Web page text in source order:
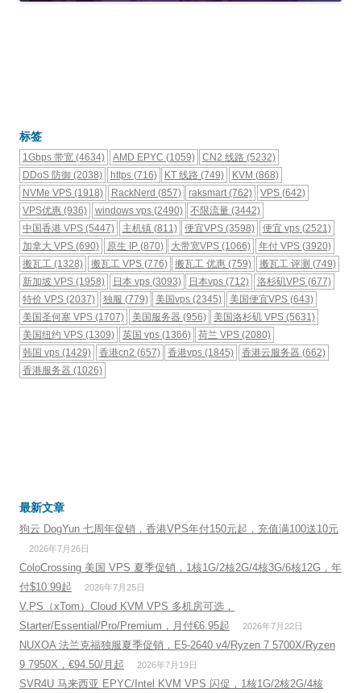
标签
1Gbps 带宽 (4634) AMD EPYC (1059) CN2 线路 (5232)
DDoS 防御 (2038) https(716) KT 线路 (749) KVM (868)
NVMe VPS (1918) RackNerd (857) raksmart(762) VPS(642)
VPS优惠 (936) windows vps(2490) 不限流量 (3442)
中国香港 VPS (5447) 主机镇(811) 便宜VPS (3598) 便宜 vps(2521)
加拿大 VPS (690) 原生 IP(870) 大带宽VPS (1066) 年付 VPS(3920)
搬瓦工 (1328) 搬瓦工 VPS(776) 搬瓦工 优惠 (759) 搬瓦工 评测 (749)
新加坡 VPS (1958) 日本 vps(3093) 日本vps (712) 洛杉矶VPS(677)
特价 VPS (2037) 独服 (779) 美国vps (2345) 美国便宜VPS(643)
美国圣何塞 VPS (1707) 美国服务器 (956) 美国洛杉矶 VPS (5631)
美国纽约 VPS (1309) 英国 vps(1366) 荷兰 VPS (2080)
韩国 vps (1429) 香港cn2 (657) 香港vps (1845) 香港云服务器 (662)
香港服务器 (1026)
最新文章
狗云 DogYun 七周年促销，香港VPS年付150元起，充值满100送10元
2026年7月26日
ColoCrossing 美国 VPS 夏季促销，1核1G/2核2G/4核3G/6核12G，年
付$10.99起
2026年7月25日
V.PS（xTom）Cloud KVM VPS 多机房可选，
Starter/Essential/Pro/Premium，月付€6.95起
2026年7月22日
NUXOA 法兰克福独服夏季促销，E5-2640 v4/Ryzen 7 5700X/Ryzen
9 7950X，€94.50/月起
2026年7月19日
SVR4U 马来西亚 EPYC/Intel KVM VPS 闪促，1核1G/2核2G/4核